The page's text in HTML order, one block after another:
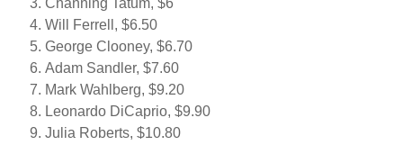
Channing Tatum, $6
Will Ferrell, $6.50
George Clooney, $6.70
Adam Sandler, $7.60
Mark Wahlberg, $9.20
Leonardo DiCaprio, $9.90
Julia Roberts, $10.80